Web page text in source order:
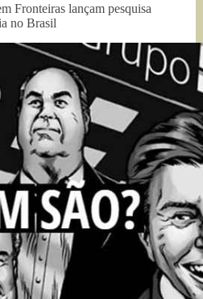
Fronteiras lançam pesquisa
no Brasil